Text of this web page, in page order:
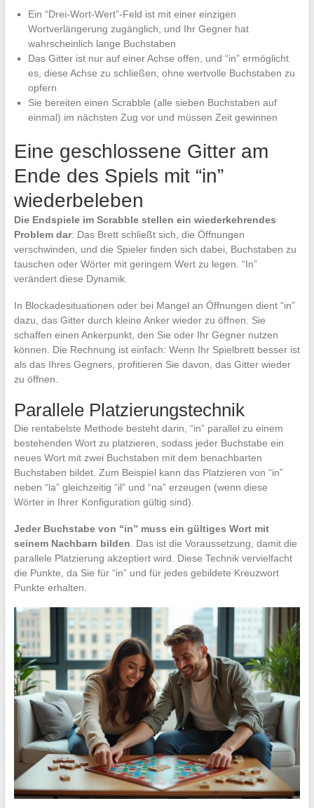
Ein “Drei-Wort-Wert”-Feld ist mit einer einzigen
Wortverlängerung zugänglich, und Ihr Gegner hat
wahrscheinlich lange Buchstaben
Das Gitter ist nur auf einer Achse offen, und “in” ermöglicht
es, diese Achse zu schließen, ohne wertvolle Buchstaben zu
opfern
Sie bereiten einen Scrabble (alle sieben Buchstaben auf
einmal) im nächsten Zug vor und müssen Zeit gewinnen
Eine geschlossene Gitter am
Ende des Spiels mit “in”
wiederbeleben
Die Endspiele im Scrabble stellen ein wiederkehrendes
Problem dar: Das Brett schließt sich, die Öffnungen
verschwinden, und die Spieler finden sich dabei, Buchstaben zu
tauschen oder Wörter mit geringem Wert zu legen. “In”
verändert diese Dynamik.
In Blockadesituationen oder bei Mangel an Öffnungen dient “in”
dazu, das Gitter durch kleine Anker wieder zu öffnen. Sie
schaffen einen Ankerpunkt, den Sie oder Ihr Gegner nutzen
können. Die Rechnung ist einfach: Wenn Ihr Spielbrett besser ist
als das Ihres Gegners, profitieren Sie davon, das Gitter wieder
zu öffnen.
Parallele Platzierungstechnik
Die rentabelste Methode besteht darin, “in” parallel zu einem
bestehenden Wort zu platzieren, sodass jeder Buchstabe ein
neues Wort mit zwei Buchstaben mit dem benachbarten
Buchstaben bildet. Zum Beispiel kann das Platzieren von “in”
neben “la” gleichzeitig “il” und “na” erzeugen (wenn diese
Wörter in Ihrer Konfiguration gültig sind).
Jeder Buchstabe von “in” muss ein gültiges Wort mit
seinem Nachbarn bilden. Das ist die Voraussetzung, damit die
parallele Platzierung akzeptiert wird. Diese Technik vervielfacht
die Punkte, da Sie für “in” und für jedes gebildete Kreuzwort
Punkte erhalten.